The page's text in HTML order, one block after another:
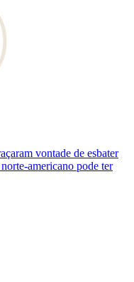
vontade de esbater
americano pode ter